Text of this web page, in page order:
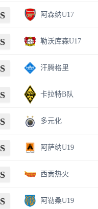
S 阿森纳U17
S 勒沃库森U17
S 汗腾格里
S 卡拉特B队
S 多元化
S 阿萨纳U19
S 西贡热火
S 阿勒桑U19